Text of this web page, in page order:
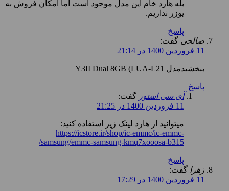
بله هارد خام این مدل موجود است اما امکان فروش به
یوزر نداریم.
پاسخ
صالحی گفت:
11 فروردین 1400 در 21:14
ببخشیدمدل Y3II Dual 8GB (LUA-L21
پاسخ
آی سی استور گفت:
11 فروردین 1400 در 21:25
میتوانید از هارد لینک زیر استفاده کنید:
https://icstore.ir/shop/ic-emmc/ic-emmc-
samsung/emmc-samsung-kmq7xooosa-b315/
پاسخ
زهرا گفت:
11 فروردین 1400 در 17:29